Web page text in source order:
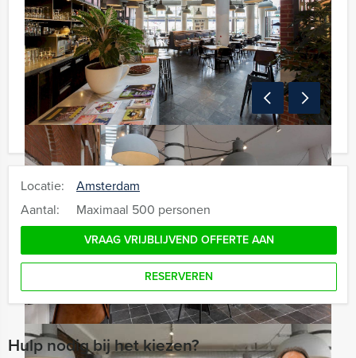
Locatie:
Amsterdam
Aantal:
Maximaal 500 personen
VRAAG VRIJBLIJVEND OFFERTE AAN
RESERVEREN
Hulp nodig bij het kiezen?